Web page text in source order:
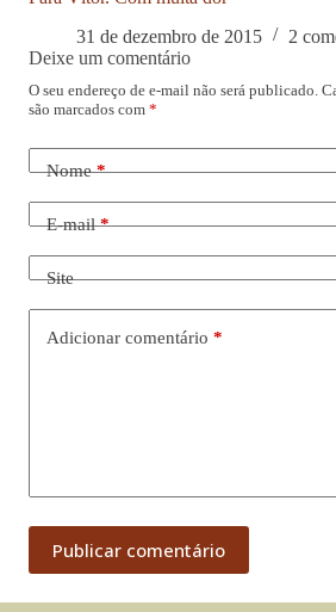
31 de dezembro de 2015
2
Deixe um comentário
O seu endereço de e-mail não será publicado.
são marcados com *
Nome*
E-mail*
Site
Adicionar comentário *
Publicar comentário